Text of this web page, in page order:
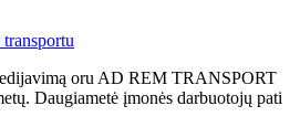
oru AD REM TRANSPORT
Daugiametė įmonės darbuotojų pati